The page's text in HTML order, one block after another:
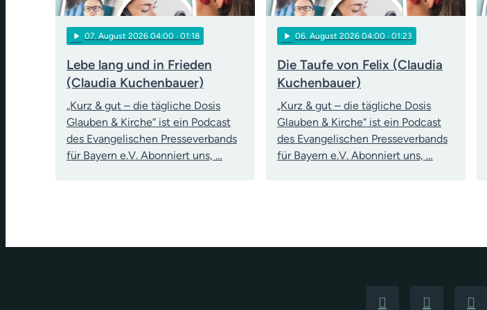
play_arrow 07 . August 2026 04:00 · 01:18
Lebe lang und in Frieden
(Claudia Kuchenbauer)
„Kurz & gut – die tägliche Dosis
Glauben & Kirche“ ist ein Podcast
des Evangelischen Presseverbands
für Bayern e.V. Abonniert uns, …
play_arrow 06 . August 2026 04:00 · 01:23
Die Taufe von Felix (Claudia
Kuchenbauer)
„Kurz & gut – die tägliche Dosis
Glauben & Kirche“ ist ein Podcast
des Evangelischen Presseverbands
für Bayern e.V. Abonniert uns, …